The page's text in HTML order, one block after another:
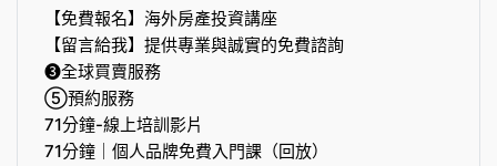
【免費報名】海外房產投資講座
【留言給我】提供專業與誠實的免費諮詢
❸全球買賣服務
⑤預約服務
71分鐘-線上培訓影片
71分鐘｜個人品牌免費入門課（回放）